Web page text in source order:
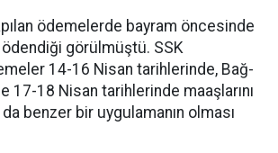
ödemelerde bayram öncesinde
ödendiği görülmüştü. SSK
14-16 Nisan tarihlerinde, Bağ-
17-18 Nisan tarihlerinde maaşlarını
da benzer bir uygulamanın olması